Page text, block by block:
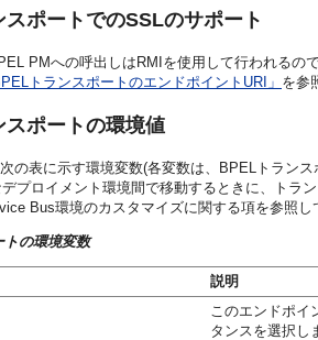
ポートでのSSLのサポート
PMへの呼出しはRMIを使用して行われる
トランスポートのエンドポイントURI」 を参
ポートの環境値
の表に示す環境変数(各変数は、BPELトラン
プロイメント環境間で移動するときに、トラ
Bus環境のカスタマイズに関する項を参照し
の環境変数
説明
このエンドポイ
タンスを選択し